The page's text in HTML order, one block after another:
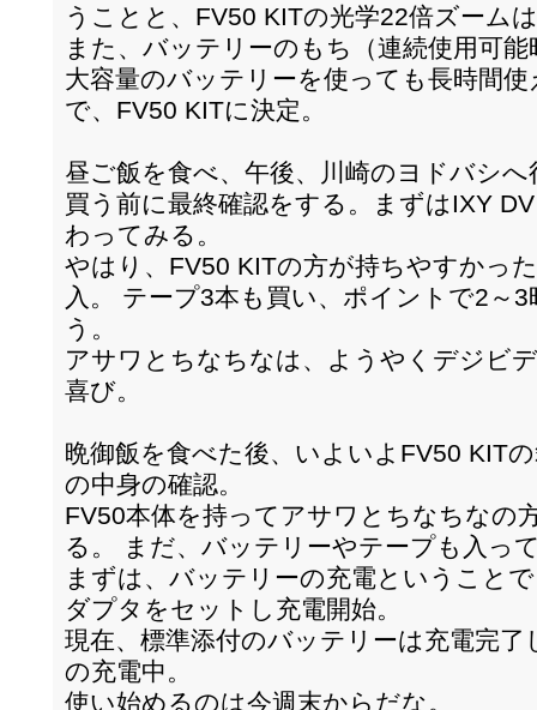
うことと、FV50 KITの光学22倍ズーム
また、バッテリーのもち（連続使用可
大容量のバッテリーを使っても長時間
で、FV50 KITに決定。
昼ご飯を食べ、午後、川崎のヨドバシへ
買う前に最終確認をする。まずはIXY
わってみる。
やはり、FV50 KITの方が持ちやすかっ
入。 テープ3本も買い、ポイントで2～
う。
アサワとちなちなは、ようやくデジビ
喜び。
晩御飯を食べた後、いよいよFV50 KIT
の中身の確認。
FV50本体を持ってアサワとちなちなの
る。 まだ、バッテリーやテープも入っ
まずは、バッテリーの充電ということ
ダプタをセットし充電開始。
現在、標準添付のバッテリーは充電完
の充電中。
使い始めるのは今週末からだな。